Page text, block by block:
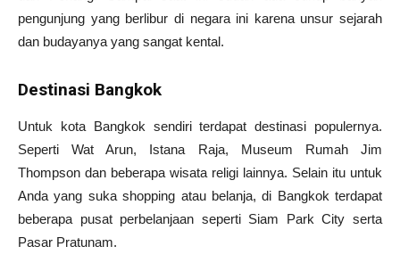
pengunjung yang berlibur di negara ini karena unsur sejarah
dan budayanya yang sangat kental.
Destinasi Bangkok
Untuk kota Bangkok sendiri terdapat destinasi populernya.
Seperti Wat Arun, Istana Raja, Museum Rumah Jim
Thompson dan beberapa wisata religi lainnya. Selain itu untuk
Anda yang suka shopping atau belanja, di Bangkok terdapat
beberapa pusat perbelanjaan seperti Siam Park City serta
Pasar Pratunam.